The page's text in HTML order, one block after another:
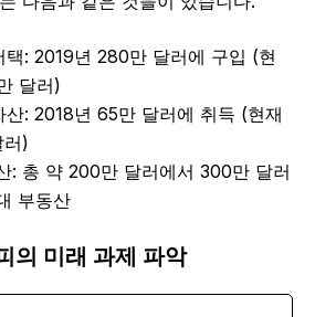
택: 2019년 280만 달러에 구입 (현
달러)
산: 2018년 65만 달러에 취득 (현재
)
: 총 약 200만 달러에서 300만 달러
부동산
의 미래 과제 파악